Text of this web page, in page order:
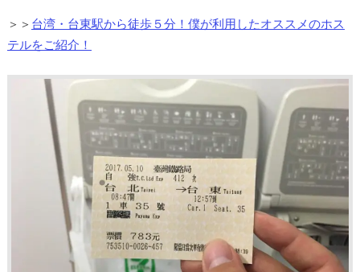
＞＞ 台湾・台東駅から徒歩５分！僕が利用したオススメのホス
テルをご紹介！